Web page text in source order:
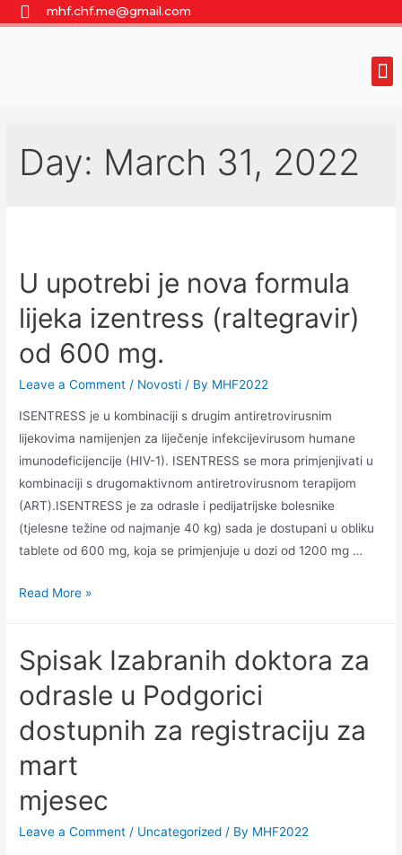
mhf.chf.me@gmail.com
Day: March 31, 2022
U upotrebi je nova formula
lijeka izentress (raltegravir)
od 600 mg.
Leave a Comment / Novosti / By MHF2022
ISENTRESS je u kombinaciji s drugim antiretrovirusnim
lijekovima namijenjen za liječenje infekcijevirusom humane
imunodeficijencije (HIV-1). ISENTRESS se mora primjenjivati u
kombinaciji s drugomaktivnom antiretrovirusnom terapijom
(ART).ISENTRESS je za odrasle i pedijatrijske bolesnike
(tjelesne težine od najmanje 40 kg) sada je dostupani u obliku
tablete od 600 mg, koja se primjenjuje u dozi od 1200 mg …
Read More »
Spisak Izabranih doktora za
odrasle u Podgorici
dostupnih za registraciju za
mart
mjesec
Leave a Comment / Uncategorized / By MHF2022